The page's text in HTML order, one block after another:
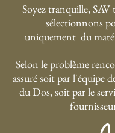
Soyez tranquille, SAV
sélectionnons
uniquement du
Selon le problème
assuré soit par l'équipe
du Dos, soit par le